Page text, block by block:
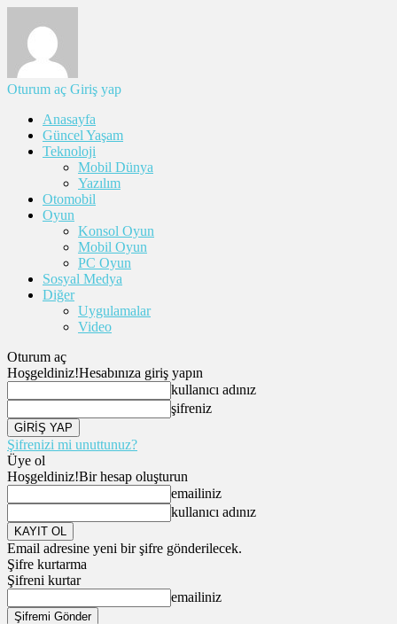
Oturum aç Giriş yap
Anasayfa
Güncel Yaşam
Teknoloji
Mobil Dünya
Yazılım
Otomobil
Oyun
Konsol Oyun
Mobil Oyun
PC Oyun
Sosyal Medya
Diğer
Uygulamalar
Video
Oturum aç
Hoşgeldiniz!Hesabınıza giriş yapın
kullanıcı adınız
şifreniz
Şifrenizi mi unuttunuz?
Üye ol
Hoşgeldiniz!Bir hesap oluşturun
emailiniz
kullanıcı adınız
Email adresine yeni bir şifre gönderilecek.
Şifre kurtarma
Şifreni kurtar
emailiniz